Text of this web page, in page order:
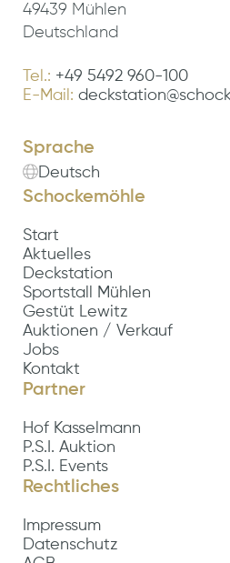
49439 Mühlen
Deutschland
Tel.: +49 5492 960-100
E-Mail:
Sprache
Deutsch
Schockemöhle
Start
Aktuelles
Deckstation
Sportstall Mühlen
Gestüt Lewitz
Auktionen / Verkauf
Jobs
Kontakt
Partner
Hof Kasselmann
P.S.I. Auktion
P.S.I. Events
Rechtliches
Impressum
Datenschutz